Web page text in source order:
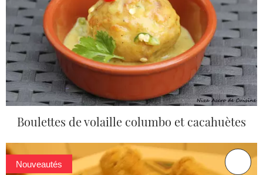
Boulettes de volaille columbo et cacahuètes
Nouveautés